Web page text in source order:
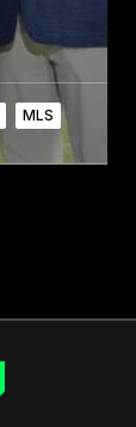
MLS